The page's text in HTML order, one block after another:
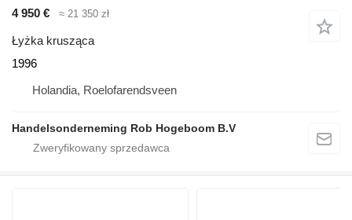
4 950 €
≈ 21 350 zł
Łyżka krusząca
1996
Holandia, Roelofarendsveen
Handelsonderneming Rob Hogeboom B.V